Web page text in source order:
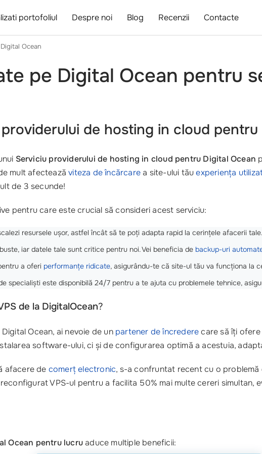
portofoliul Despre noi Blog Recenzii Contacte
Ocean
pe Digital Ocean pentru
de hosting in cloud pentru
Serviciu providerului de hosting in cloud pentru Digital Ocean
mult afecteazăviteza de încărcarea site-ului tăuexperiența
de 3 secunde!
pentru care este crucial să consideri acest serviciu:
resursele ușor, astfel încât să te poți adapta rapid la cerințele afacerii tale.
iar datele tale sunt critice pentru noi. Vei beneficia de backup-uri
a oferi performanțe ridicate, asigurându-te că site-ul tău va funcționa la
specialiști este disponibilă 24/7 pentru a te ajuta cu problemele tehnice,
de la DigitalOcean?
Ocean, ai nevoie de un partener de încrederecare să îți ofere
software-ului, ci și de configurarea optimă a acestuia,
afacere de comerț electronic, s-a confruntat recent cu o problemă
VPS-ul pentru a facilita 50% mai multe cereri simultan,
Ocean pentru lucruaduce multiple beneficii: